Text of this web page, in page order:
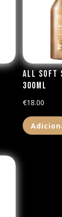
All Soft
300ml
€18.00